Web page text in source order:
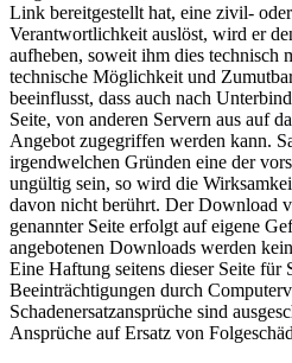
Link bereitgestellt hat, eine zivil-
Verantwortlichkeit auslöst, wird er
aufheben, soweit ihm dies technisch
technische Möglichkeit und
beeinflusst, dass auch nach
Seite, von anderen Servern aus auf
Angebot zugegriffen werden kann.
irgendwelchen Gründen eine der
ungültig sein, so wird die
davon nicht berührt. Der Download
genannter Seite erfolgt auf eigene
angebotenen Downloads werden
Eine Haftung seitens dieser Seite für
Beeinträchtigungen durch
Schadenersatzansprüche sind
Ansprüche auf Ersatz von